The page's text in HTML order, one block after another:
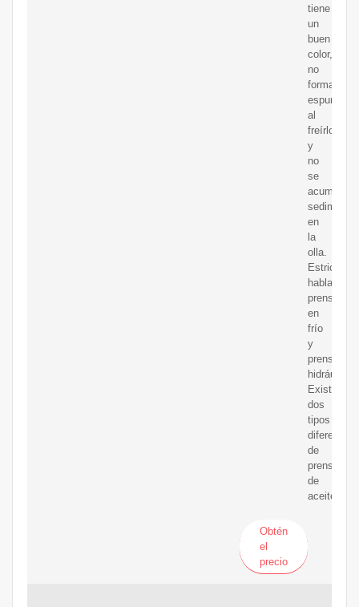
tiene
un
buen
color,
no
forma
espuma
al
freírlo
y
no
se
acumula
en
la
olla.
hablando,
prensado
en
frío
y
prensa
hidráulica
Existen
dos
tipos
diferentes
de
prensas
de
aceite.
Obtén
el
precio